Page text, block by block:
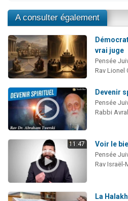
A consulter également
vrai juge
Pensée
Rav Lionel
Devenir
Pensée
Rabbi
11:47 Voir le
Pensée
Rav Israël-
La